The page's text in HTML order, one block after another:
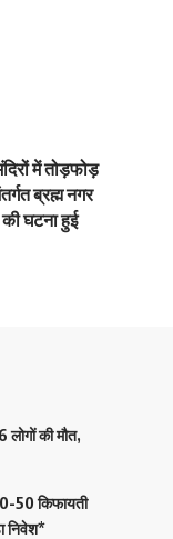
में तोड़फोड़
ब्रह्म नगर
की घटना हुई
लोगों की मौत,
50 किफायती
निवेश*